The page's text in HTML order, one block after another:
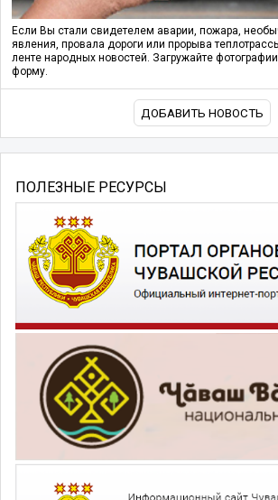
Если Вы стали свидетелем аварии, пожара,
явления, провала дороги или прорыва
ленте народных новостей. Загружайте
форму.
ДОБАВИТЬ НОВОСТЬ
ПОЛЕЗНЫЕ РЕСУРСЫ